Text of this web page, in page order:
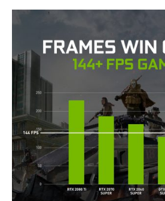
여
최
후
의
1
인
이
되